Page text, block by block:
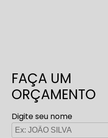
FAÇA UM
ORÇAMENTO
Digite seu nome